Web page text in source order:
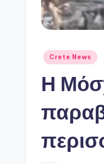
Αναρτήθηκε
Crete News
Η